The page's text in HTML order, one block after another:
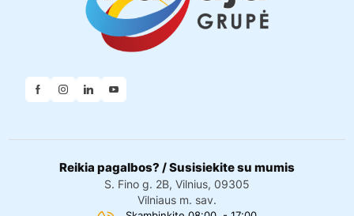
Reikia pagalbos? / Susisiekite su mumis
S. Fino g. 2B, Vilnius, 09305
Vilniaus m. sav.